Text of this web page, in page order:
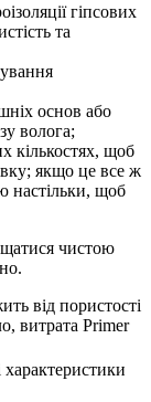
гіпсових
та
основ або
волога;
кількостях, щоб
якщо це все ж
настільки, щоб
чистою
від пористості
витрата Primer
характеристики